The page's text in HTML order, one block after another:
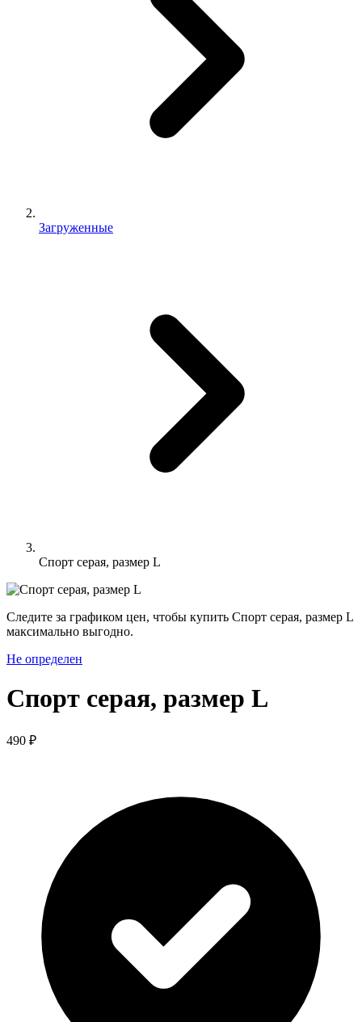
Загруженные
Спорт серая, размер L
Следите за графиком цен, чтобы купить Спорт серая, размер L
максимально выгодно.
Не определен
Спорт серая, размер L
490 ₽